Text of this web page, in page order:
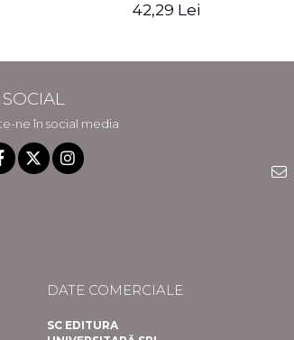
42,29 Lei
SOCIAL
ne în social media
DATE COMERCIALE
SC EDITURA